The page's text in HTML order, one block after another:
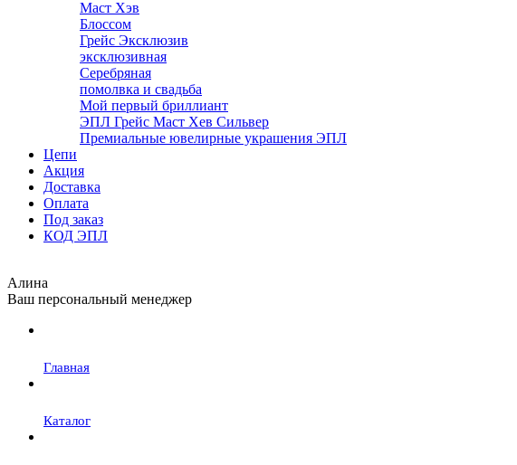
Маст Хэв
Блоссом
Грейс Эксклюзив
эксклюзивная
Серебряная
помолвка и свадьба
Мой первый бриллиант
ЭПЛ Грейс Маст Хев Сильвер
Премиальные ювелирные украшения ЭПЛ
Цепи
Акция
Доставка
Оплата
Под заказ
КОД ЭПЛ
Алина
Ваш персональный менеджер
Главная
Каталог